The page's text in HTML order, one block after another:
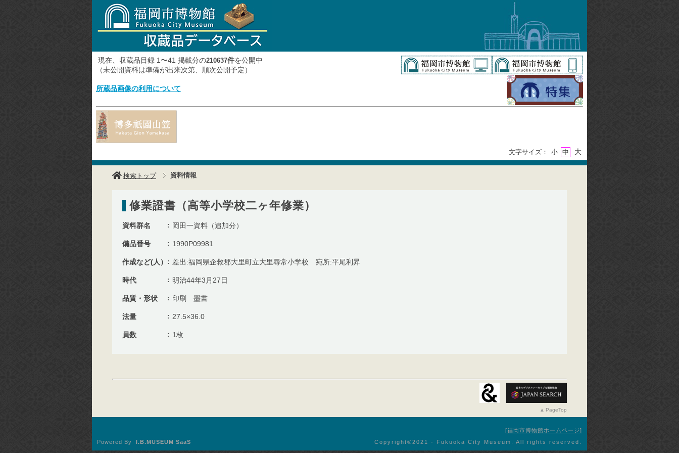
現在、収蔵品目録 1〜41 掲載分の210637件を公開中
（未公開資料は準備が出来次第、順次公開予定）
所蔵品画像の利用について
文字サイズ： 小 中 大
検索トップ 資料情報
修業證書（高等小学校二ヶ年修業）
資料群名 岡田一資料（追加分）
備品番号 1990P09981
作成など(人） 差出:福岡県企救郡大里町立大里尋常小学校 宛所:平尾利昇
時代 明治44年3月27日
品質・形状 印刷 墨書
法量 27.5×36.0
員数 1枚
PageTop
福岡市博物館ホームページ
Copyright©︎2021 - Fukuoka City Museum. All rights reserved.
Powered By I.B.MUSEUM SaaS